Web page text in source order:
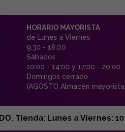
HORARIO MAYORISTA
de Lunes a Viernes
9:30 - 18:00
Sábados
10:00 - 14:00 y 17:00 - 20:00
Domingos cerrado.
(AGOSTO Almacén
Tienda: Lunes a Viernes: